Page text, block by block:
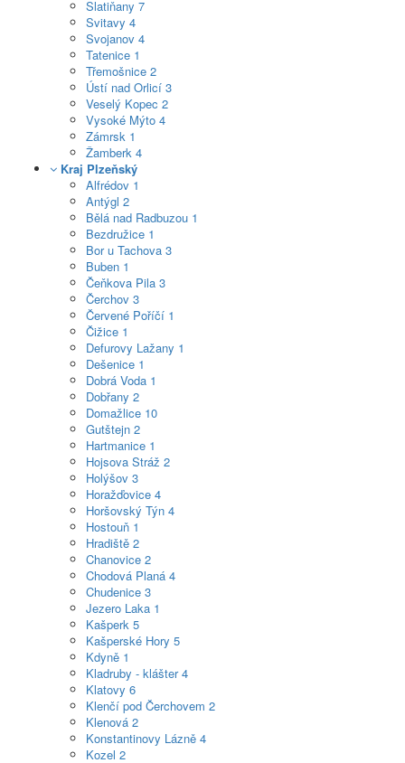
Slatiňany 7
Svitavy 4
Svojanov 4
Tatenice 1
Třemošnice 2
Ústí nad Orlicí 3
Veselý Kopec 2
Vysoké Mýto 4
Zámrsk 1
Žamberk 4
Kraj Plzeňský
Alfrédov 1
Antýgl 2
Bělá nad Radbuzou 1
Bezdružice 1
Bor u Tachova 3
Buben 1
Čeňkova Pila 3
Čerchov 3
Červené Poříčí 1
Čižice 1
Defurovy Lažany 1
Dešenice 1
Dobrá Voda 1
Dobřany 2
Domažlice 10
Gutštejn 2
Hartmanice 1
Hojsova Stráž 2
Holýšov 3
Horažďovice 4
Horšovský Týn 4
Hostouň 1
Hradiště 2
Chanovice 2
Chodová Planá 4
Chudenice 3
Jezero Laka 1
Kašperk 5
Kašperské Hory 5
Kdyně 1
Kladruby - klášter4
Klatovy 6
Klenčí pod Čerchovem 2
Klenová 2
Konstantinovy Lázně 4
Kozel 2